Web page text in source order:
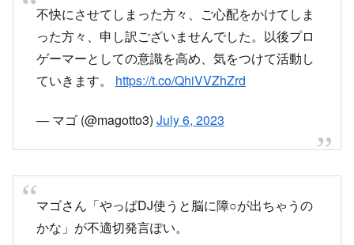
った方々、申し訳ございませんでした。以後プロ
ゲーマーとしての意識を高め、気をつけて活動し
ていきます。https://t.co/QhiVVZhZrd
マゴさん「やっぱDJ使うと脳に障○が出ちゃうの
— クロBBRR (@kuro_BBRR)